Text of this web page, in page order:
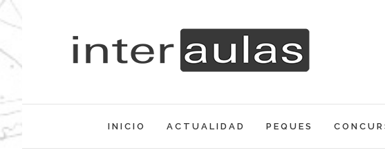
Saltar
contenido
INICIO ACTUALIDAD PEQUES